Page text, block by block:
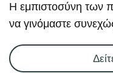
Η εμπιστοσύνη των
να γινόμαστε